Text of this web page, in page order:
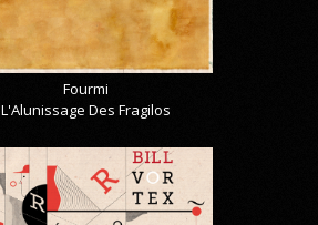
Fourmi
L'Alunissage Des Fragilos